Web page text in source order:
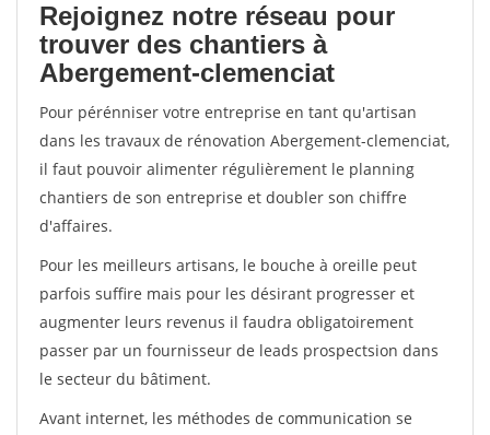
Rejoignez notre réseau pour
trouver des chantiers à
Abergement-clemenciat
Pour pérénniser votre entreprise en tant qu'artisan
dans les travaux de rénovation Abergement-clemenciat,
il faut pouvoir alimenter régulièrement le planning
chantiers de son entreprise et doubler son chiffre
d'affaires.
Pour les meilleurs artisans, le bouche à oreille peut
parfois suffire mais pour les désirant progresser et
augmenter leurs revenus il faudra obligatoirement
passer par un fournisseur de leads prospectsion dans
le secteur du bâtiment.
Avant internet, les méthodes de communication se